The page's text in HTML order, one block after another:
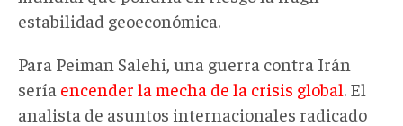
estabilidad geoeconómica.
Para Peiman Salehi, una guerra contra Irán
sería encender la mecha de la crisis global. El
analista de asuntos internacionales radicado